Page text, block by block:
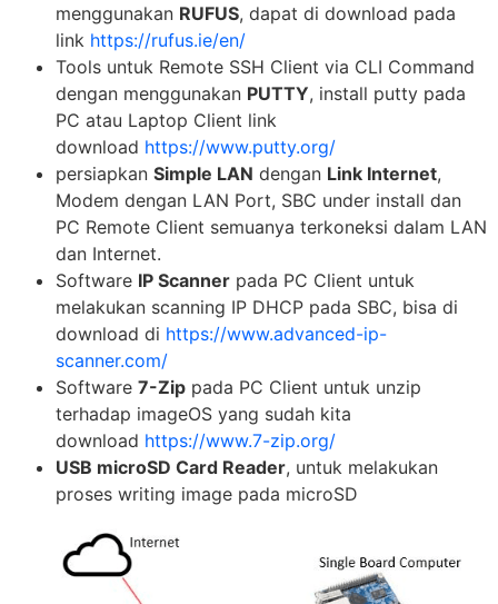
menggunakan RUFUS, dapat di download pada
link https://rufus.ie/en/
Tools untuk Remote SSH Client via CLI Command
dengan menggunakan PUTTY, install putty pada
PC atau Laptop Client link
download https://www.putty.org/
persiapkan Simple LAN dengan Link Internet,
Modem dengan LAN Port, SBC under install dan
PC Remote Client semuanya terkoneksi dalam LAN
dan Internet.
Software IP Scanner pada PC Client untuk
melakukan scanning IP DHCP pada SBC, bisa di
download di https://www.advanced-ip-
scanner.com/
Software 7-Zip pada PC Client untuk unzip
terhadap imageOS yang sudah kita
download https://www.7-zip.org/
USB microSD Card Reader, untuk melakukan
proses writing image pada microSD